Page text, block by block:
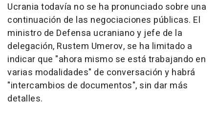
Ucrania todavía no se ha pronunciado sobre una
continuación de las negociaciones públicas. El
ministro de Defensa ucraniano y jefe de la
delegación, Rustem Umerov, se ha limitado a
indicar que "ahora mismo se está trabajando en
varias modalidades" de conversación y habrá
"intercambios de documentos", sin dar más
detalles.